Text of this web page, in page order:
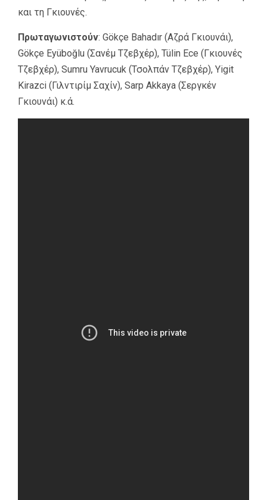
και τη Γκιουνές.
Πρωταγωνιστούν: Gökçe Bahadır (Αζρά Γκιουνάι),
Gökçe Eyüboğlu (Σανέμ Τζεβχέρ), Tülin Ece (Γκιουνές
Τζεβχέρ), Sumru Yavrucuk (Τσολπάν Τζεβχέρ), Yigit
Kirazci (Γιλντιρίμ Σαχίν), Sarp Akkaya (Σεργκέν
Γκιουνάι) κ.ά.